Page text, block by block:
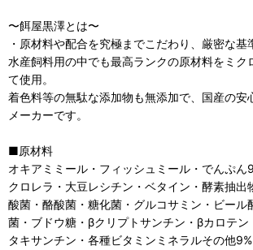
〜餌屋黒澤とは〜
・原材料や配合を究極までこだわり、厳密な基
水産飼料用の中でも最高ランクの原材料をミク
て使用。
着色料等の無駄な添加物も無添加で、国産の安
メーカーです。
■原材料
オキアミミール・フィッシュミール・でんぷん
クロレラ・大豆レシチン・ベタイン・酵素抽出
酸菌・酪酸菌・糖化菌・グルコサミン・ビール
菌・ブドウ糖・βクリプトサンチン・βカロテン
タキサンチン・各種ビタミンミネラルその他9%